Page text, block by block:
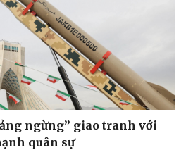
Công nghệ
Sành điệu
Tin Công nghệ
Chuyển đổi số
ngừng” giao tranh với
quân sự